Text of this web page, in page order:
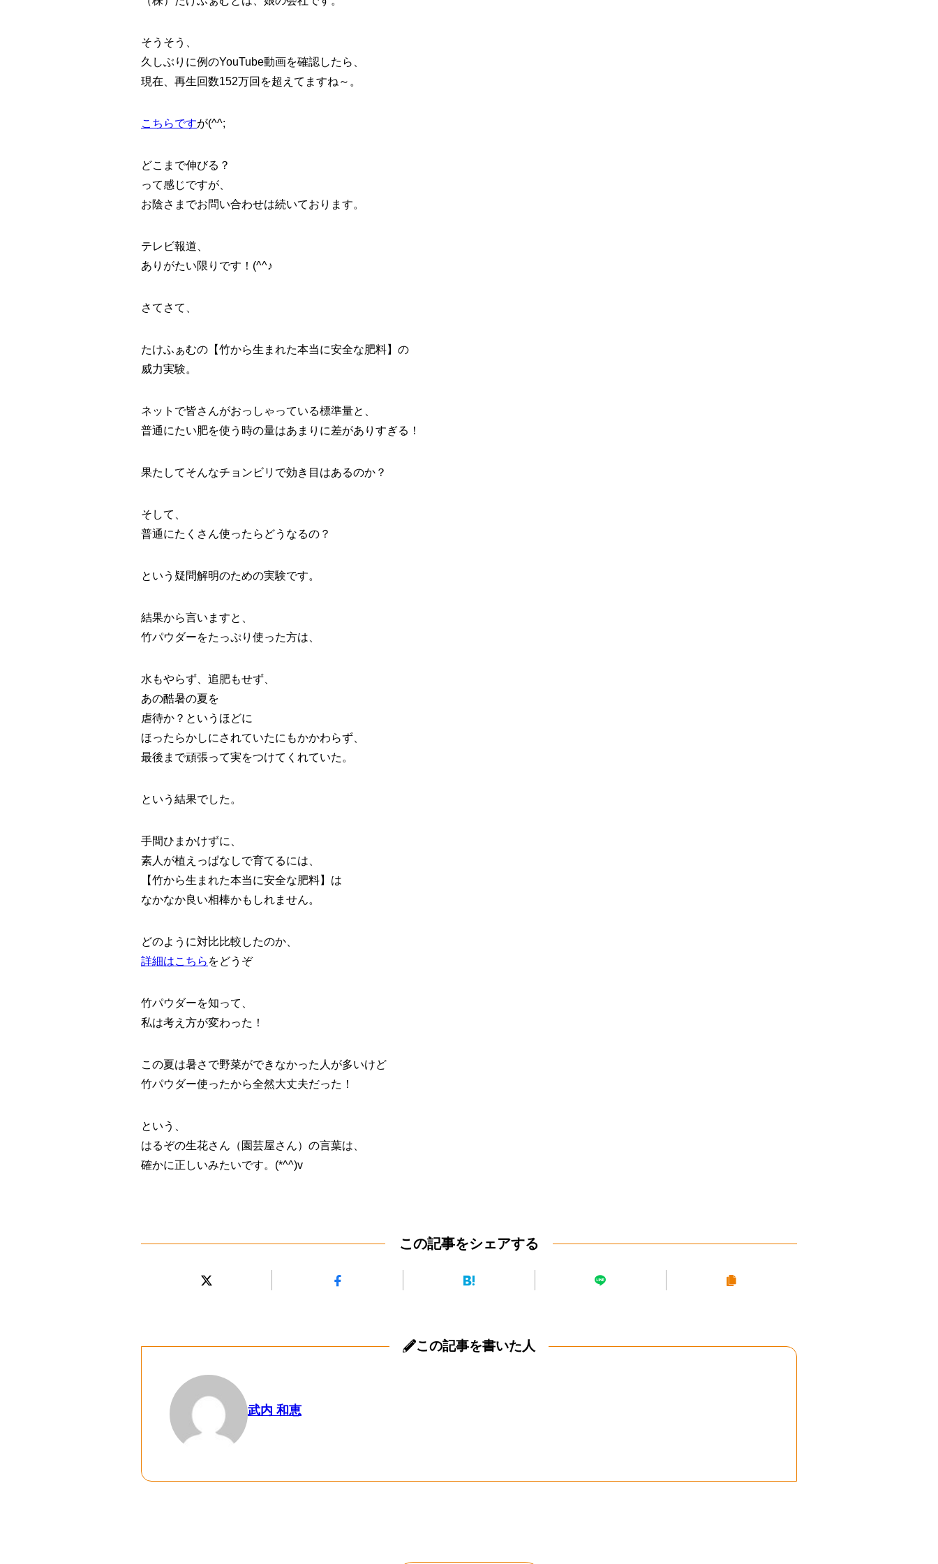
そうそう、
久しぶりに例のYouTube動画を確認したら、
現在、再生回数152万回を超えてますね～。
こちらですが(^^;
どこまで伸びる？
って感じですが、
お陰さまでお問い合わせは続いております。
テレビ報道、
ありがたい限りです！(^^♪
さてさて、
たけふぁむの【竹から生まれた本当に安全な肥料】の
威力実験。
ネットで皆さんがおっしゃっている標準量と、
普通にたい肥を使う時の量はあまりに差がありすぎる！
果たしてそんなチョンビリで効き目はあるのか？
そして、
普通にたくさん使ったらどうなるの？
という疑問解明のための実験です。
結果から言いますと、
竹パウダーをたっぷり使った方は、
水もやらず、追肥もせず、
あの酷暑の夏を
虐待か？というほどに
ほったらかしにされていたにもかかわらず、
最後まで頑張って実をつけてくれていた。
という結果でした。
手間ひまかけずに、
素人が植えっぱなしで育てるには、
【竹から生まれた本当に安全な肥料】は
なかなか良い相棒かもしれません。
どのように対比比較したのか、
詳細はこちら をどうぞ
竹パウダーを知って、
私は考え方が変わった！
この夏は暑さで野菜ができなかった人が多いけど
竹パウダー使ったから全然大丈夫だった！
という、
はるぞの生花さん（園芸屋さん）の言葉は、
確かに正しいみたいです。(*^^)v
この記事をシェアする
この記事を書いた人
武内 和恵